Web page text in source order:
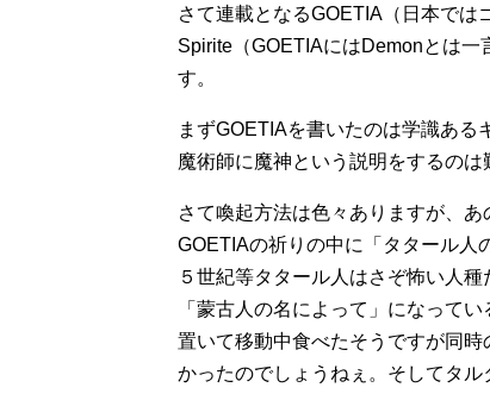
さて連載となるGOETIA（日本では
Spirite（GOETIAにはDemonとは一
す。
まずGOETIAを書いたのは学識あ
魔術師に魔神という説明をするのは
さて喚起方法は色々ありますが、
GOETIAの祈りの中に「タタール人
５世紀等タタール人はさぞ怖い人
「蒙古人の名によって」になって
置いて移動中食べたそうですが同
かったのでしょうねぇ。そしてタル